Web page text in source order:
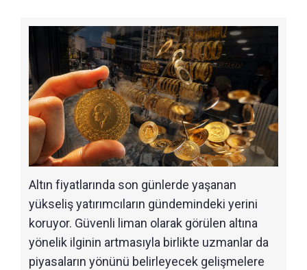
Altın fiyatlarında son günlerde yaşanan
yükseliş yatırımcıların gündemindeki yerini
koruyor. Güvenli liman olarak görülen altına
yönelik ilginin artmasıyla birlikte uzmanlar da
piyasaların yönünü belirleyecek gelişmelere